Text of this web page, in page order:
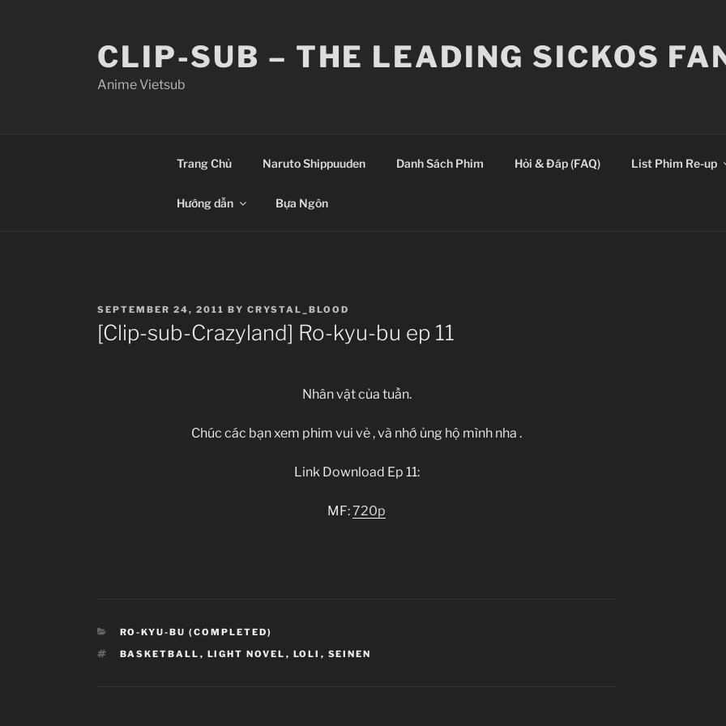
CLIP-SUB – THE LEADING SICKOS
Anime Vietsub
Trang Chủ Naruto Shippuuden Danh Sách Phim Hỏi & Đáp (FAQ) List Phim Re-up
Hướng dẫn Bựa Ngôn
POSTED
ON
SEPTEMBER 24, 2011 BY CRYSTAL_BLOOD
[Clip-sub-Crazyland] Ro-kyu-bu ep 11
Nhân vật của tuần.
Chúc các bạn xem phim vui vẻ , và nhớ ủng hộ mình nha.
Link Download Ep 11:
MF:720p
CATEGORIES
RO-KYU-BU (COMPLETED)
TAGS
BASKETBALL , LIGHT NOVEL , LOLI , SEINEN